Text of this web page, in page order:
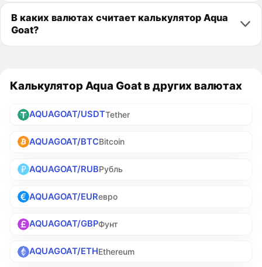
В каких валютах считает калькулятор Aqua
Goat?
Калькулятор Aqua Goat в других валютах
AQUAGOAT/USDTTether
AQUAGOAT/BTCBitcoin
AQUAGOAT/RUBРубль
AQUAGOAT/EURевро
AQUAGOAT/GBPФунт
AQUAGOAT/ETHEthereum